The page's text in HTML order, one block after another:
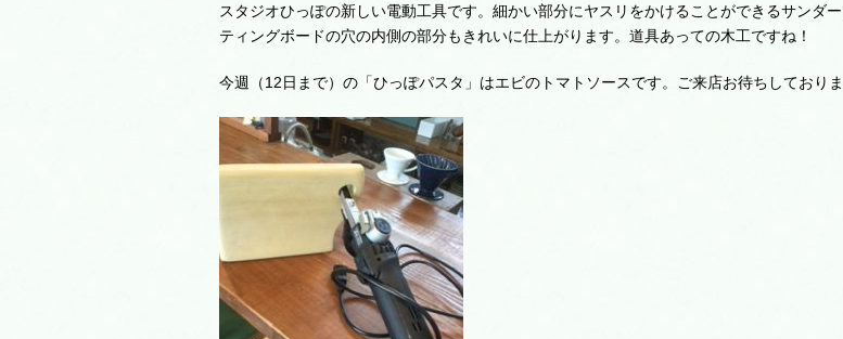
スタジオひっぽの新しい電動工具です。細かい部分にヤスリをかけることができるサンダ
ティングボードの穴の内側の部分もきれいに仕上がります。道具あっての木工ですね！
今週（12日まで）の「ひっぽパスタ」はエビのトマトソースです。ご来店お待ちしておりま